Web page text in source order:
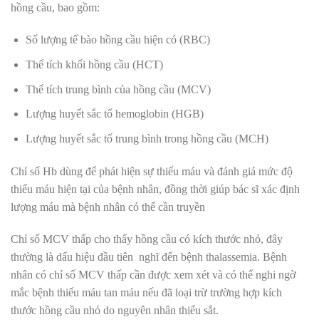
hồng cầu, bao gồm:
Số lượng tế bào hồng cầu hiện có (RBC)
Thể tích khối hồng cầu (HCT)
Thể tích trung bình của hồng cầu (MCV)
Lượng huyết sắc tố hemoglobin (HGB)
Lượng huyết sắc tố trung bình trong hồng cầu (MCH)
Chỉ số Hb dùng để phát hiện sự thiếu máu và đánh giá mức độ
thiếu máu hiện tại của bệnh nhân, đồng thời giúp bác sĩ xác định
lượng máu mà bệnh nhân có thể cần truyền
Chỉ số MCV thấp cho thấy hồng cầu có kích thước nhỏ, đây
thường là dấu hiệu đầu tiên nghĩ đến bệnh thalassemia. Bệnh
nhân có chỉ số MCV thấp cần được xem xét và có thể nghi ngờ
mắc bệnh thiếu máu tan máu nếu đã loại trừ trường hợp kích
thước hồng cầu nhỏ do nguyên nhân thiếu sắt.